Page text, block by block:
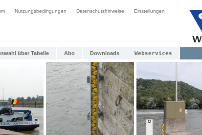
Nutzungsbedingungen Datenschutzhinweise Einstellungen
über Tabelle Abo Downloads Webservices